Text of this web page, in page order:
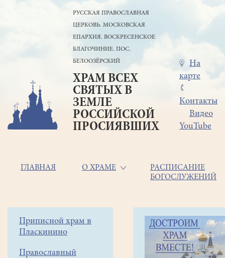
РУССКАЯ ПРАВОСЛАВНАЯ
ЦЕРКОВЬ. МОСКОВСКАЯ
ЕПАРХИЯ. ВОСКРЕСЕНСКОЕ
БЛАГОЧИНИЕ. ПОС.
БЕЛООЗЁРСКИЙ
ХРАМ ВСЕХ
СВЯТЫХ В
ЗЕМЛЕ
РОССИЙСКОЙ
ПРОСИЯВШИХ
Меню
в
шапке
На
карте
Контакты
Видео
YouTube
Основная
ГЛАВНАЯ О ХРАМЕ
РАСПИСАНИЕ
БОГОСЛУЖЕНИЙ
Боковое
меню
Приписной храм в
Пласкинино
Православный
Строка
навигации
Галереи